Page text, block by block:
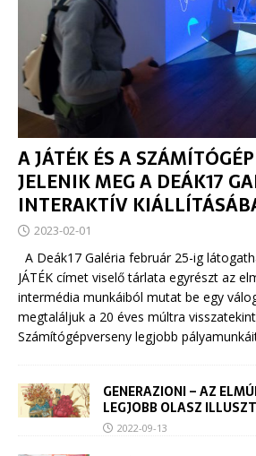
A JÁTÉK ÉS A
JELENIK MEG A DEÁK17
INTERAKTÍV
2023-02-01
A Deák17 Galéria február 25-ig
JÁTÉK címet viselő tárlata egyrészt az
intermédia munkáiból mutat be egy
megtaláljuk a 20 éves múltra
Számítógépverseny legjobb
GENERAZIONI – AZ
LEGJOBB OLASZ
2022-09-13